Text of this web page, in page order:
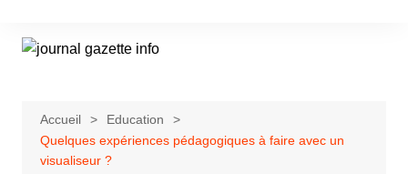
contenu
Accueil
Education
Quelques expériences pédagogiques à faire avec un
visualiseur ?